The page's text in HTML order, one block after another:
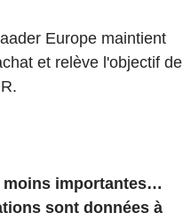
Europe maintient
et relève l'objectif de
moins importantes…
sont données à